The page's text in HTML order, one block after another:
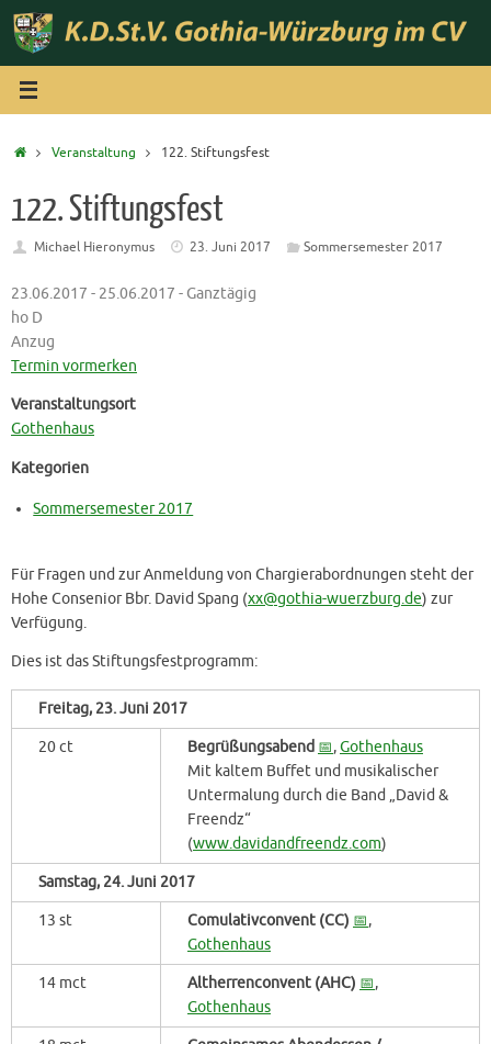
Zum
Inhalt
springen
StartVeranstaltung 122. Stiftungsfest
122. Stiftungsfest
Michael Hieronymus 23. Juni 2017 Sommersemester 2017
23.06.2017 - 25.06.2017 - Ganztägig
ho D
Anzug
Termin vormerken
Veranstaltungsort
Gothenhaus
Kategorien
Sommersemester 2017
Für Fragen und zur Anmeldung von Chargierabordnungen steht der
Hohe Consenior Bbr. David Spang (xx@gothia-wuerzburg.de) zur
Verfügung.
Dies ist das Stiftungsfestprogramm:
Freitag, 23. Juni 2017
20 ct Begrüßungsabend 📅,Gothenhaus
Mit kaltem Buffet und musikalischer
Untermalung durch die Band „David &
Freendz“
(www.davidandfreendz.com)
Samstag, 24. Juni 2017
13 st Comulativconvent (CC) 📅,
Gothenhaus
14 mct Altherrenconvent (AHC) 📅,
Gothenhaus